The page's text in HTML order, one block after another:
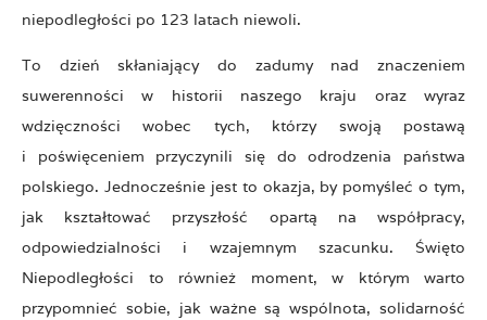
niepodległości po 123 latach niewoli.
To dzień skłaniający do zadumy nad znaczeniem
suwerenności w historii naszego kraju oraz wyraz
wdzięczności wobec tych, którzy swoją postawą
i poświęceniem przyczynili się do odrodzenia państwa
polskiego. Jednocześnie jest to okazja, by pomyśleć o tym,
jak kształtować przyszłość opartą na współpracy,
odpowiedzialności i wzajemnym szacunku. Święto
Niepodległości to również moment, w którym warto
przypomnieć sobie, jak ważne są wspólnota, solidarność